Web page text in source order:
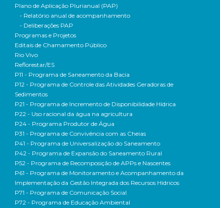
Plano de Aplicação Plurianual (PAP)
- Relatório anual de acompanhamento
- Deliberações PAP
Programas e Projetos
Editais de Chamamento Público
Rio Vivo
Reflorestar/ES
P11 - Programa de Saneamento da Bacia
P12 - Programa de Controle das Atividades Geradoras de
Sedimentos
P21 - Programa de Incremento de Disponibilidade Hídrica
P22 - Uso racional da água na agricultura
P24 - Programa Produtor de Água
P31 - Programa de Convivência com as Cheias
P41 - Programa de Universalização do Saneamento
P42 - Programa de Expansão do Saneamento Rural
P52 - Programa de Recomposição de APPs e Nascentes
P61 - Programa de Monitoramento e Acompanhamento da
Implementação da Gestão Integrada dos Recursos Hídricos
P71 - Programa de Comunicação Social
P72 - Programa de Educação Ambiental